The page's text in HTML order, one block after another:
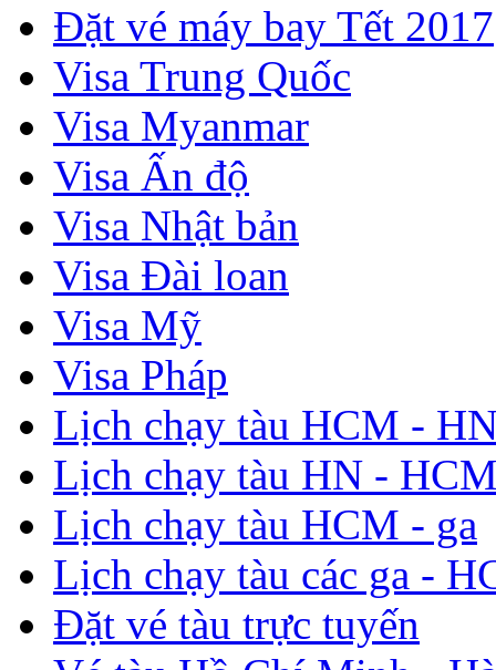
Đặt vé máy bay Tết 2017
Visa Trung Quốc
Visa Myanmar
Visa Ấn độ
Visa Nhật bản
Visa Đài loan
Visa Mỹ
Visa Pháp
Lịch chạy tàu HCM -
Lịch chạy tàu HN -
Lịch chạy tàu HCM - ga
Lịch chạy tàu các ga -
Đặt vé tàu trực tuyến